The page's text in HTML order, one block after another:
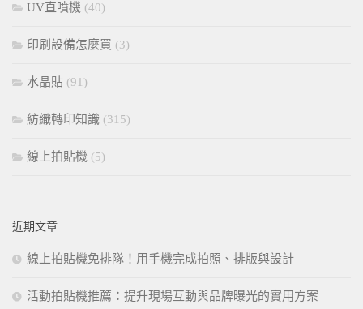
UV直噴機 (40)
印刷設備怎麼買 (3)
水晶貼 (91)
紡織轉印知識 (315)
線上拍貼機 (5)
近期文章
線上拍貼機免排隊！用手機完成拍照、排版與設計
活動拍貼機推薦：提升現場互動與品牌曝光的實用方案